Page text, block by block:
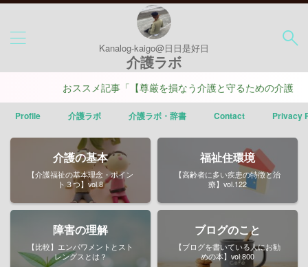
Kanalog-kaigo@日日是好日
介護ラボ
おススメ記事「【尊厳を損なう介護と守るための介護】ポイ
Profile 介護ラボ 介護ラボ・辞書 Contact Privacy
介護の基本
【介護福祉の基本理念・ポイン
ト３つ】vol.8
福祉住環境
【高齢者に多い疾患の特徴と治
療】vol.122
障害の理解
【比較】エンパワメントとスト
レングスとは？
ブログのこと
【ブログを書いている人にお勧
めの本】vol.800